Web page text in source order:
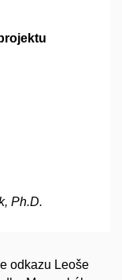
Ph.D.
odkazu Leoše